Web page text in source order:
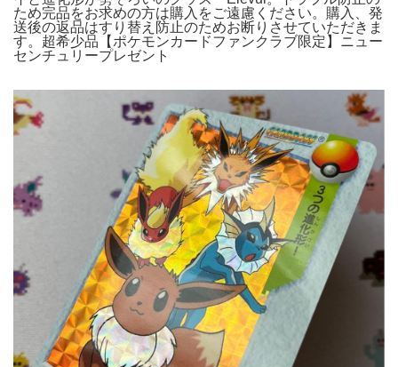
ため完品をお求めの方は購入をご遠慮ください。購入、発
送後の返品はすり替え防止のためお断りさせていただきま
す。超希少品【ポケモンカードファンクラブ限定】ニュー
センチュリープレゼント